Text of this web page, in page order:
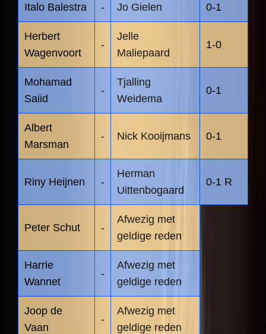
Italo Balestra - Jo Gielen 0-1
Herbert
Wagenvoort
-
Jelle
Maliepaard
1-0
Mohamad
Saiid
-
Tjalling
Weidema
0-1
Albert
Marsman
- Nick Kooijmans 0-1
Riny Heijnen -
Herman
Uittenbogaard
0-1 R
Peter Schut -
Afwezig met
geldige reden
Harrie
Wannet
-
Afwezig met
geldige reden
Joop de
Vaan
-
Afwezig met
geldige reden